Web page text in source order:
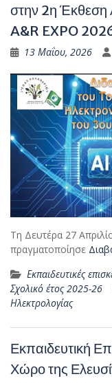
στην 2η Έκθεση
A&R EXPO
13 Μαΐου, 2026
Τη Δευτέρα 27
πραγματοποίησε
Εκπαιδευτικές
Σχολικό έτος 2025-26
Ηλεκτρολογίας
Εκπαιδευτική
Χώρο της